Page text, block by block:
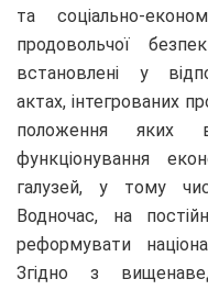
та соціально-
продовольчої
встановлені у
актах, інтегрованих
положення яких
функціонування
галузей, у тому
Водночас, на
реформувати
Згідно з